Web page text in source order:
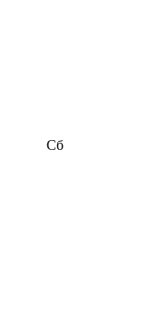
Сб